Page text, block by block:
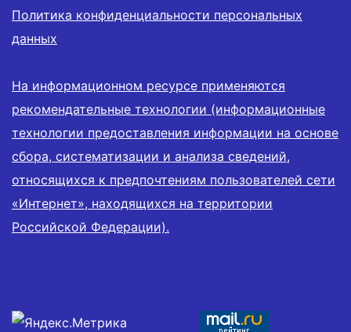
Политика конфиденциальности персональных
данных
На информационном ресурсе применяются
рекомендательные технологии (информационные
технологии предоставления информации на основе
сбора, систематизации и анализа сведений,
относящихся к предпочтениям пользователей сети
«Интернет», находящихся на территории
Российской Федерации).